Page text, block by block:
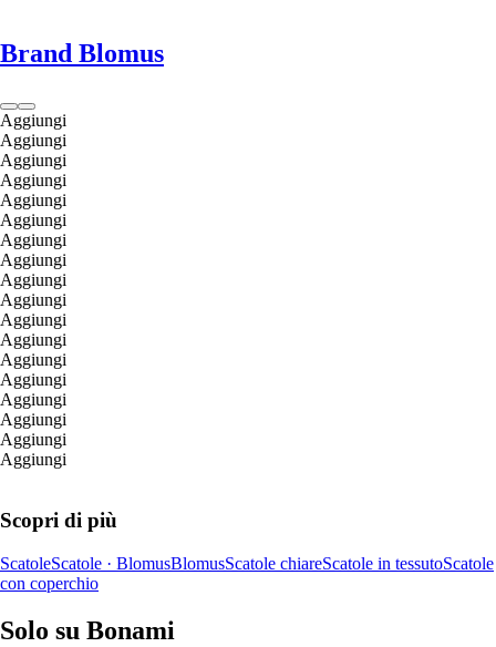
Brand Blomus
Aggiungi
Aggiungi
Aggiungi
Aggiungi
Aggiungi
Aggiungi
Aggiungi
Aggiungi
Aggiungi
Aggiungi
Aggiungi
Aggiungi
Aggiungi
Aggiungi
Aggiungi
Aggiungi
Aggiungi
Aggiungi
Scopri di più
ScatoleScatole · BlomusBlomusScatole chiareScatole in tessutoScatole
con coperchio
Solo su Bonami